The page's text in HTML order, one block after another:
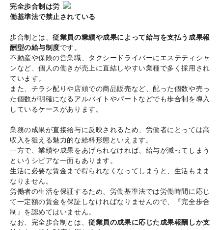
完全歩合制は労
働基準法で禁止されている
歩合制とは、従業員の業績や成果によって給与を支払う成果報
酬型の給与制度です。
不動産や保険の営業職、タクシードライバーにエステティシャ
ンなど、個人の働きが売上に直結しやすい業種で多く採用され
ています。
また、チラシ配りや店頭での商品販売など、配った個数や売っ
た個数が明確になるアルバイトやパートなどでも歩合制を導入
しているケースがあります。
業務の成果が直接給与に反映されるため、労働者にとっては高
収入を狙える魅力的な給料形態といえます。
一方で、業績や成果をあげられなければ、給与が減ってしまう
というシビアな一面もあります。
生活に必要な賃金まで得られなくなってしまうと、生活もまま
なりません。
労働者の生活を保証するため、労働基準法では労働時間に応じ
て一定額の賃金を保証しなければなりませんので、『完全歩合
制』を認めてはいません。
なお、完全歩合制とは、従業員の成果に応じた成果報酬しか支